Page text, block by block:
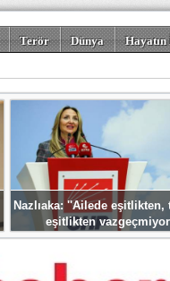
Terör Dünya
Nazlıaka: ''Ailede eşitlikten,
eşitlikten